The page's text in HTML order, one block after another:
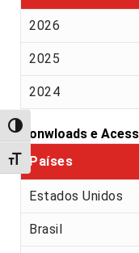
Alternar alto contraste
Alternar tamanho da
2026
2025
2024
Donwloads e
Países
Estados Unidos
Brasil